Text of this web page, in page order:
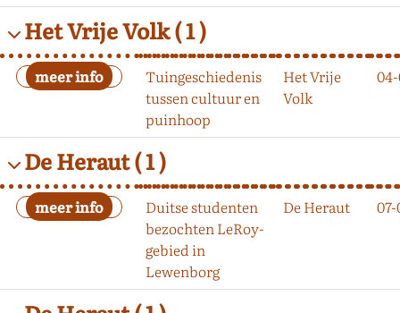
Het Vrije Volk( 1 )
Tuingeschiedenis
tussen cultuur en
puinhoop
Het Vrije
Volk
De Heraut( 1 )
Duitse studenten
bezochten LeRoy-
gebied in
Lewenborg
De Heraut